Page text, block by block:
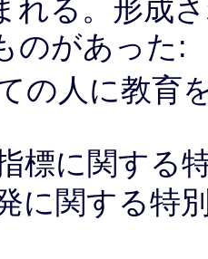
れる。形成
のがあった:
ての人に教育
標に関する
に関する特